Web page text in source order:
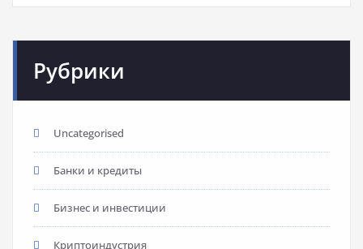
Рубрики
Uncategorised
Банки и кредиты
Бизнес и инвестиции
Криптоиндустрия